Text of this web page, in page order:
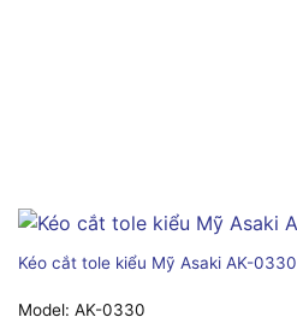
Kéo cắt tole kiểu Mỹ Asaki AK-0330
Model: AK-0330